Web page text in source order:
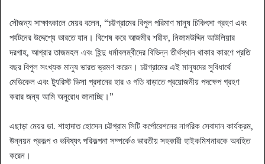
সৌজন্য সাক্ষাৎকালে মেয়র বলেন, “চট্টগ্রামের বিপুল পরিমাণ মানুষ চিকিৎসা গ্রহণ এবং
পর্যটনের উদ্দেশ্যে ভারতে যান। বিশেষ করে আজমীর শরীফ, নিজামউদ্দিন আউলিয়ার
দরগাহ, আগ্রার তাজমহল এবং হিন্দু ধর্মাবলম্বীদের বিভিন্ন তীর্থস্থান থাকার কারণে প্রতি
বছর বিপুল সংখ্যক মানুষ ভারত ভ্রমণ করেন। চট্টগ্রামের এই মানুষদের সুবিধার্থে
মেডিকেল এবং ট্যুরিস্ট ভিসা প্রদানের হার ও গতি বাড়াতে প্রয়োজনীয় পদক্ষেপ গ্রহণ
করার জন্য আমি অনুরোধ জানাচ্ছি।”
এছাড়া মেয়র ডা. শাহাদাত হোসেন চট্টগ্রাম সিটি কর্পোরেশনের নাগরিক সেবাদান কার্যক্রম,
উন্নয়ন প্রকল্প ও ভবিষ্যৎ পরিকল্পনা সম্পর্কেও ভারতীয় সহকারী হাইকমিশনারকে অবহিত
করেন।